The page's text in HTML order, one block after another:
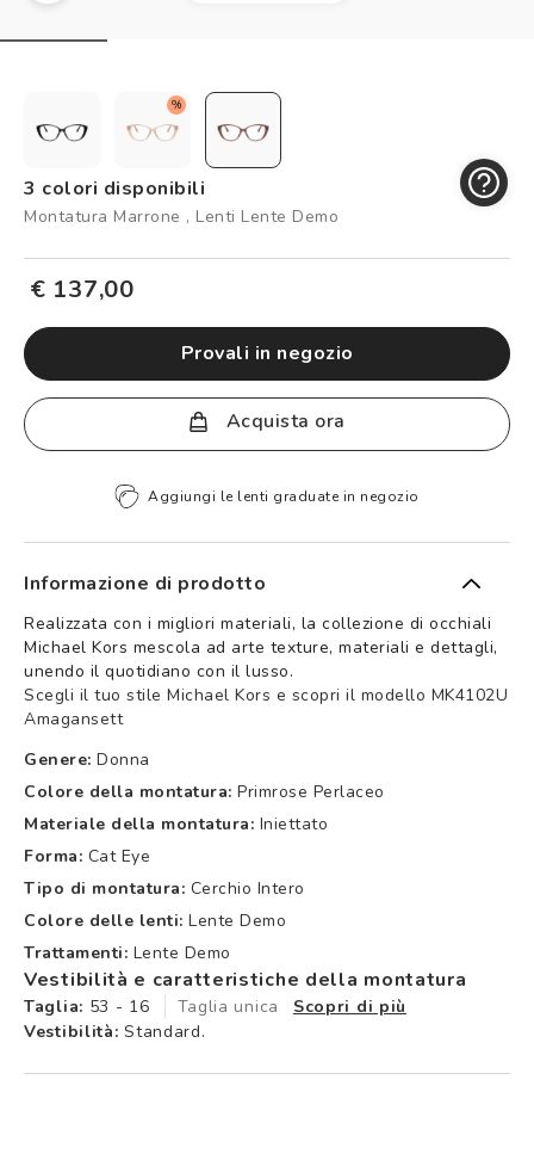
Controllo visivo
Logout
%
3 colori disponibili
Montatura Marrone , Lenti Lente Demo
€ 137,00
provali in negozio
Acquista ora
Aggiungi le lenti graduate in negozio
Informazione di prodotto
Realizzata con i migliori materiali, la collezione di occhiali
Michael Kors mescola ad arte texture, materiali e dettagli,
unendo il quotidiano con il lusso.
Scegli il tuo stile Michael Kors e scopri il modello MK4102U
Amagansett
Genere: Donna
Colore della montatura: Primrose Perlaceo
Materiale della montatura: Iniettato
Forma: Cat Eye
Tipo di montatura: Cerchio Intero
Colore delle lenti: Lente Demo
Trattamenti: Lente Demo
Vestibilità e caratteristiche della montatura
Taglia: 53 - 16 Taglia unica
Scopri di più
Vestibilità: Standard.